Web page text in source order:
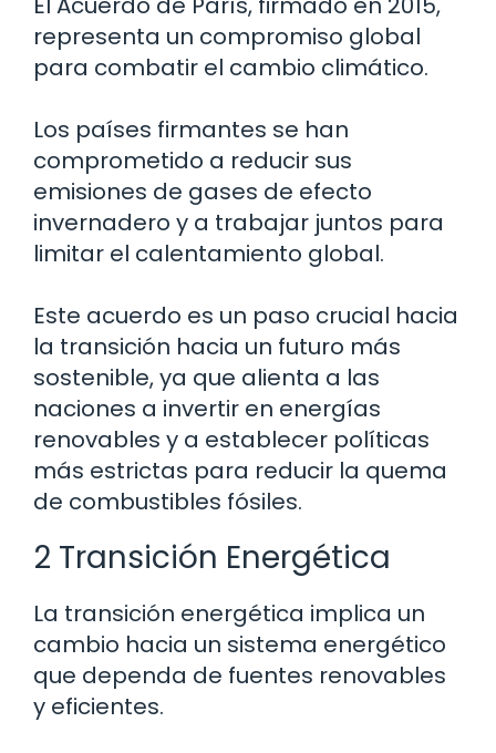
representa un compromiso global
para combatir el cambio climático.
Los países firmantes se han
comprometido a reducir sus
emisiones de gases de efecto
invernadero y a trabajar juntos para
limitar el calentamiento global.
Este acuerdo es un paso crucial hacia
la transición hacia un futuro más
sostenible, ya que alienta a las
naciones a invertir en energías
renovables y a establecer políticas
más estrictas para reducir la quema
de combustibles fósiles.
2 Transición Energética
La transición energética implica un
cambio hacia un sistema energético
que dependa de fuentes renovables
y eficientes.